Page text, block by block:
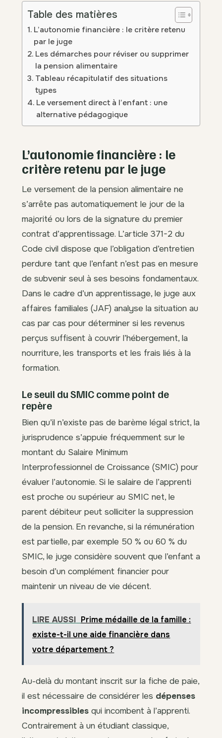
Table des matières
L’autonomie financière : le critère retenu
par le juge
Les démarches pour réviser ou supprimer
la pension alimentaire
Tableau récapitulatif des situations
types
Le versement direct à l’enfant : une
alternative pédagogique
L’autonomie financière : le
critère retenu par le juge
Le versement de la pension alimentaire ne
s’arrête pas automatiquement le jour de la
majorité ou lors de la signature du premier
contrat d’apprentissage. L’article 371-2 du
Code civil dispose que l’obligation d’entretien
perdure tant que l’enfant n’est pas en mesure
de subvenir seul à ses besoins fondamentaux.
Dans le cadre d’un apprentissage, le juge aux
affaires familiales (JAF) analyse la situation au
cas par cas pour déterminer si les revenus
perçus suffisent à couvrir l’hébergement, la
nourriture, les transports et les frais liés à la
formation.
Le seuil du SMIC comme point de
repère
Bien qu’il n’existe pas de barème légal strict, la
jurisprudence s’appuie fréquemment sur le
montant du Salaire Minimum
Interprofessionnel de Croissance (SMIC) pour
évaluer l’autonomie. Si le salaire de l’apprenti
est proche ou supérieur au SMIC net, le
parent débiteur peut solliciter la suppression
de la pension. En revanche, si la rémunération
est partielle, par exemple 50 % ou 60 % du
SMIC, le juge considère souvent que l’enfant a
besoin d’un complément financier pour
maintenir un niveau de vie décent.
LIRE AUSSI Prime médaille de la famille :
existe-t-il une aide financière dans
votre département ?
Au-delà du montant inscrit sur la fiche de paie,
il est nécessaire de considérer les dépenses
incompressibles qui incombent à l’apprenti.
Contrairement à un étudiant classique,